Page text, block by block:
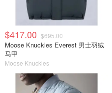
$417.00 $695.00
Moose Knuckles Everest 男士羽绒
马甲
Moose Knuckles